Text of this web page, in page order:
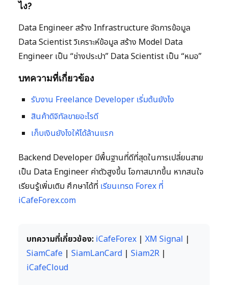
ไง?
Data Engineer สร้าง Infrastructure จัดการข้อมูล
Data Scientist วิเคราะห์ข้อมูล สร้าง Model Data
Engineer เป็น “ช่างประปา” Data Scientist เป็น “หมอ”
บทความที่เกี่ยวข้อง
รับงาน Freelance Developer เริ่มต้นยังไง
สินค้าดิจิทัลขายอะไรดี
เก็บเงินยังไงให้ได้ล้านแรก
Backend Developer มีพื้นฐานที่ดีที่สุดในการเปลี่ยนสาย
เป็น Data Engineer ค่าตัวสูงขึ้น โอกาสมากขึ้น หากสนใจ
เรียนรู้เพิ่มเติม ศึกษาได้ที่ เรียนเทรด Forex ที่
iCafeForex.com
บทความที่เกี่ยวข้อง: iCafeForex | XM Signal |
SiamCafe | SiamLanCard | Siam2R |
iCafeCloud